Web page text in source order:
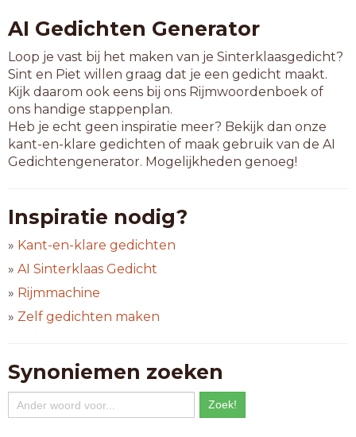
AI Gedichten Generator
Loop je vast bij het maken van je Sinterklaasgedicht?
Sint en Piet willen graag dat je een gedicht maakt.
Kijk daarom ook eens bij ons Rijmwoordenboek of
ons handige stappenplan.
Heb je echt geen inspiratie meer? Bekijk dan onze
kant-en-klare gedichten of maak gebruik van de AI
Gedichtengenerator. Mogelijkheden genoeg!
Inspiratie nodig?
» Kant-en-klare gedichten
» AI Sinterklaas Gedicht
» Rijmmachine
» Zelf gedichten maken
Synoniemen zoeken